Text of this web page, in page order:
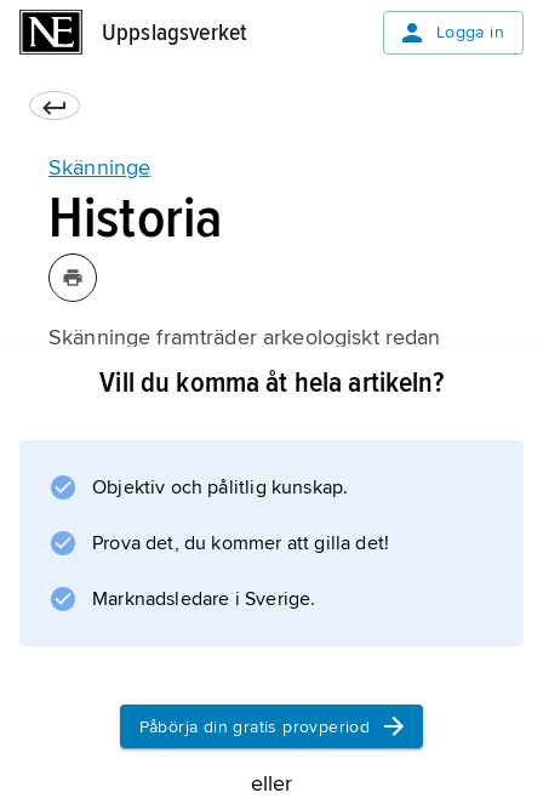
Uppslagsverket Logga in
Skänninge
Historia
Skänninge framträder arkeologiskt redan
under 1000-talet, som tätort och stad dock
systrakloster) under århundradets senare del
tyder på att Skänninge då varit expansivt, och
viktig ort för politiska
Information om artikeln
Vill du komma åt hela artikeln?
Objektiv och pålitlig kunskap.
Prova det, du kommer att gilla det!
Marknadsledare i Sverige.
Påbörja din gratis provperiod
eller